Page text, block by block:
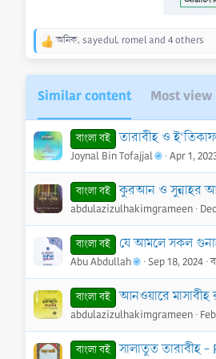
R
a
c
t
i
o
n
s
:
অনিক, sayedul, romeland 4 others
Similar content Most view
বাংলা বই তারাবীহ ও
Joynal Bin Tofajjal Apr 1,
বাংলা বই কুরআন ও সুন্নাহর
abdulazizulhakimgrameen
বাংলা বই যে আমলে সকল
Abu Abdullah Sep 18, 2024
বাংলা বই আনওয়ারে
abdulazizulhakimgrameen
বাংলা বই সালাতুত তারাবীহ -